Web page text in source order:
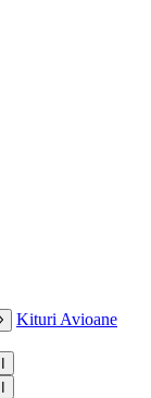
Kituri Avioane